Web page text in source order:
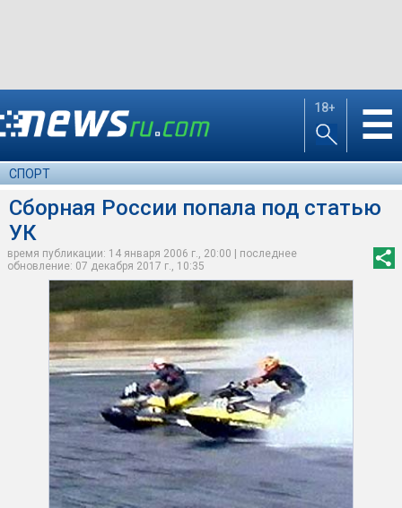
18+ ☰
СПОРТ
Сборная России попала под статью
УК
время публикации: 14 января 2006 г., 20:00 | последнее
обновление: 07 декабря 2017 г., 10:35